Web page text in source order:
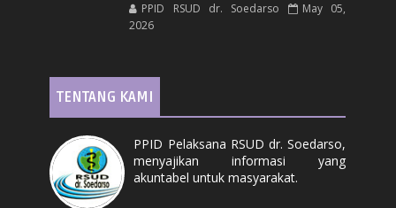
PPID RSUD dr. Soedarso
May 05,
2026
TENTANG KAMI
PPID Pelaksana RSUD dr. Soedarso,
menyajikan informasi yang
akuntabel untuk masyarakat.